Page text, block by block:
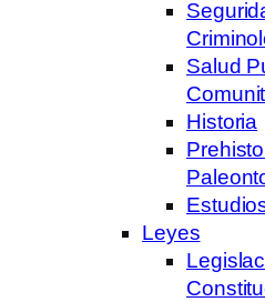
Salud
Historia
Leyes